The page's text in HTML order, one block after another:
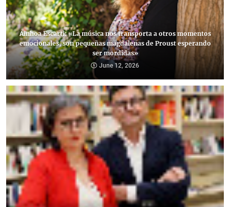
Ainhoa Escarti: «La música nos transporta a otros momentos
emocionales, son pequeñas magdalenas de Proust esperando
ser mordidas»
June 12, 2026